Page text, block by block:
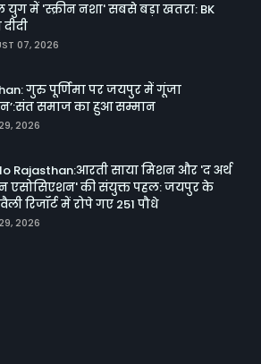
युग में 'स्क्रीन नशा' सबसे बड़ा खतरा: BK
07, 2026
गुरु पूर्णिमा पर जयपुर में गूंजा
समाज का हुआ सम्मान
2026
Rajasthan:आरती साया मिशन और 'द अर्थ
एसोसिएशन' की संयुक्त पहल: जयपुर के
रिजॉर्ट में रोपे गए 251 पौधे
2026